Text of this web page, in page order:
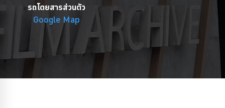
รถโดยสารส่วนตัว
Google Map